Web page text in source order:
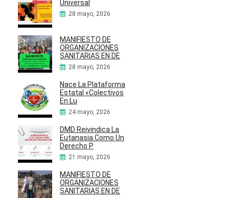
Universal
28 mayo, 2026
MANIFIESTO DE
ORGANIZACIONES
SANITARIAS EN DE
28 mayo, 2026
Nace La Plataforma
Estatal «Colectivos
En Lu
24 mayo, 2026
DMD Reivindica La
Eutanasia Como Un
Derecho P
21 mayo, 2026
MANIFIESTO DE
ORGANIZACIONES
SANITARIAS EN DE